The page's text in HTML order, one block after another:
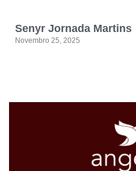
Senyr Jornada Martins
Novembro 25, 2025